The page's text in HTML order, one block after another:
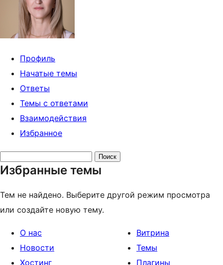
Профиль
Начатые темы
Ответы
Темы с ответами
Взаимодействия
Избранное
тем:
Избранные темы
Тем не найдено. Выберите другой режим просмотра
или создайте новую тему.
О нас
Новости
Хостинг
Витрина
Темы
Плагины